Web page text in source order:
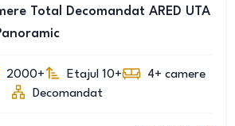
Total Decomandat ARED UTA
2000+ Etajul 10+ 4+ camere
Decomandat